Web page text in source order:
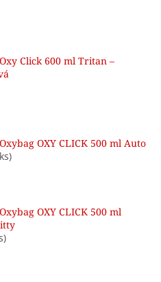
Click 600 ml Tritan –
OXY CLICK 500 ml Auto
OXY CLICK 500 ml